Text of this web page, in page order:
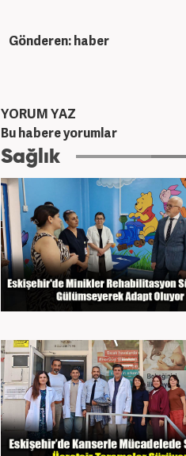
Gönderen: haber
YORUM YAZ
Bu habere yorumlar
Sağlık